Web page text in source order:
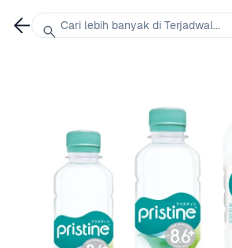
Cari lebih banyak di Terjadwal...